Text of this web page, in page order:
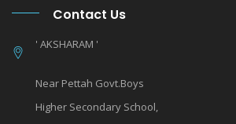
Contact Us
' AKSHARAM '
Near Pettah Govt.Boys
Higher Secondary School,